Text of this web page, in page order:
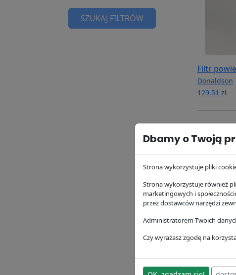
SZUKAJ FILTRÓW
Filtr
Donaldson
129.51 zł
Filtr
Donaldson
Dbamy o Twoją
Strona wykorzystuje pliki
Strona wykorzystuje również
marketingowych i
przez dostawców narzędzi
Administratorem Twoich
Czy wyrażasz zgodę na